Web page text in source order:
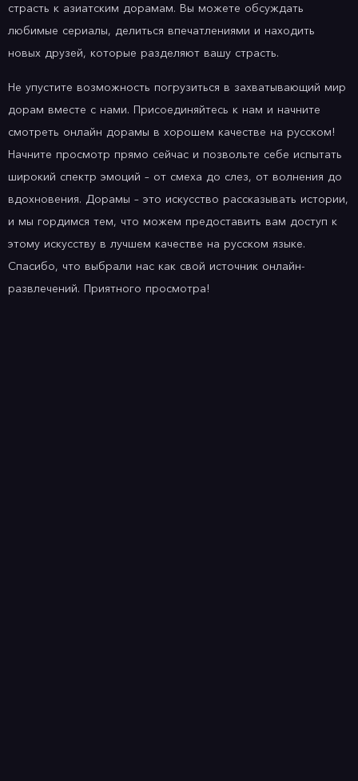
страсть к азиатским дорамам. Вы можете обсуждать
любимые сериалы, делиться впечатлениями и находить
новых друзей, которые разделяют вашу страсть.
Не упустите возможность погрузиться в захватывающий мир
дорам вместе с нами. Присоединяйтесь к нам и начните
смотреть онлайн дорамы в хорошем качестве на русском!
Начните просмотр прямо сейчас и позвольте себе испытать
широкий спектр эмоций – от смеха до слез, от волнения до
вдохновения. Дорамы – это искусство рассказывать истории,
и мы гордимся тем, что можем предоставить вам доступ к
этому искусству в лучшем качестве на русском языке.
Спасибо, что выбрали нас как свой источник онлайн-
развлечений. Приятного просмотра!